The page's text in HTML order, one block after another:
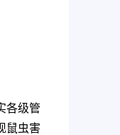
各级管
鼠虫害